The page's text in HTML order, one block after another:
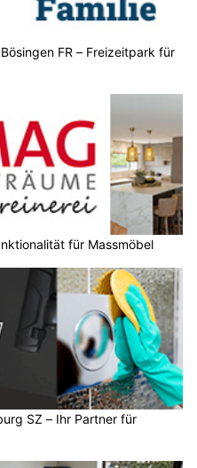
FR – Freizeitpark für
für Massmöbel
SZ – Ihr Partner für